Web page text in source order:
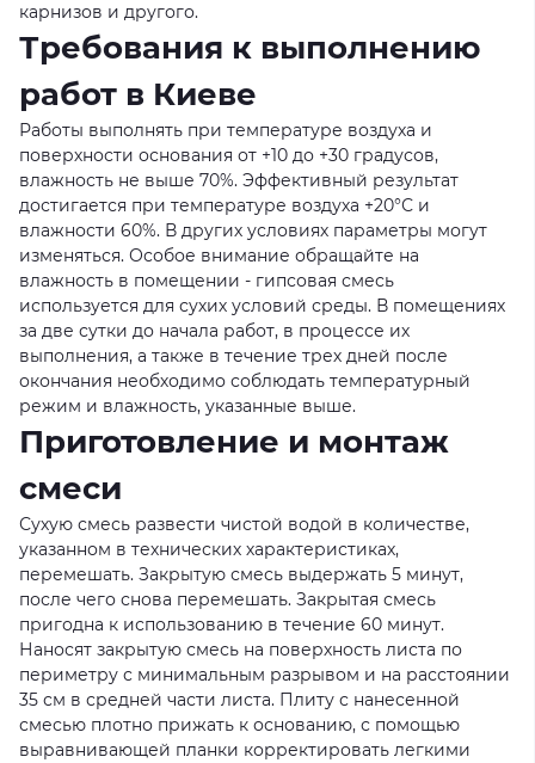
карнизов и другого.
Требования к выполнению
работ в Киеве
Работы выполнять при температуре воздуха и
поверхности основания от +10 до +30 градусов,
влажность не выше 70%. Эффективный результат
достигается при температуре воздуха +20°С и
влажности 60%. В других условиях параметры могут
изменяться. Особое внимание обращайте на
влажность в помещении - гипсовая смесь
используется для сухих условий среды. В помещениях
за две сутки до начала работ, в процессе их
выполнения, а также в течение трех дней после
окончания необходимо соблюдать температурный
режим и влажность, указанные выше.
Приготовление и монтаж
смеси
Сухую смесь развести чистой водой в количестве,
указанном в технических характеристиках,
перемешать. Закрытую смесь выдержать 5 минут,
после чего снова перемешать. Закрытая смесь
пригодна к использованию в течение 60 минут.
Наносят закрытую смесь на поверхность листа по
периметру с минимальным разрывом и на расстоянии
35 см в средней части листа. Плиту с нанесенной
смесью плотно прижать к основанию, с помощью
выравнивающей планки корректировать легкими